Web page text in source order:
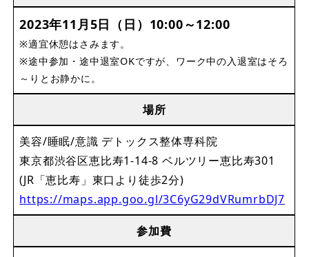
2023年11月5日（日）10:00～12:00
※適宜休憩はさみます。
※途中参加・途中退室OKですが、ワーク中の入退室はそろ
～りとお静かに。
場所
美容/睡眠/意識 デトックス整体専科院
東京都渋谷区恵比寿1-14-8 ベルツリー恵比寿301
(JR「恵比寿」東口より徒歩2分)
https://maps.app.goo.gl/3C6yG29dVRumrbDJ7
参加費